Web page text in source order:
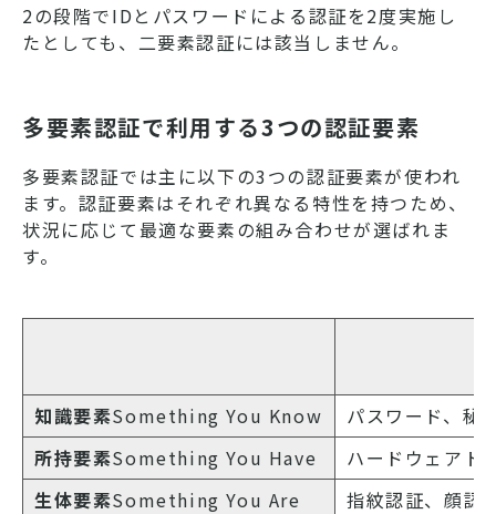
2の段階でIDとパスワードによる認証を2度実施し
たとしても、二要素認証には該当しません。
多要素認証で利用する3つの認証要素
多要素認証では主に以下の3つの認証要素が使われ
ます。認証要素はそれぞれ異なる特性を持つため、
状況に応じて最適な要素の組み合わせが選ばれま
す。
知識要素Something You Know
パスワード、秘
所持要素Something You Have
ハードウェアト
生体要素Something You Are 指紋認証、顔認